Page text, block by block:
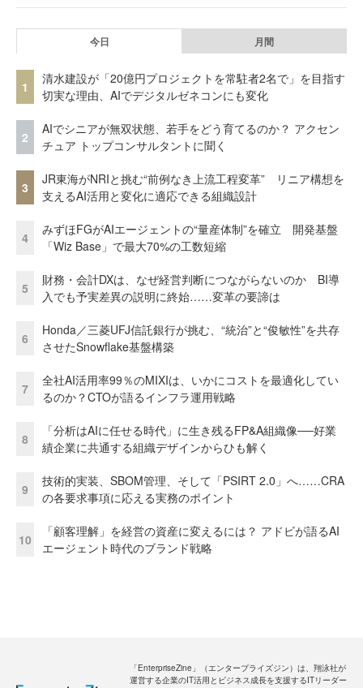
今日 月間
1
清水建設が「20億円プロジェクトを常駐者2名で」を目指す
切実な理由、AIでデジタルゼネコンにも変化
2
AIでシニアが無双状態、若手をどう育てるのか？ アクセン
チュア トップコンサルタントに聞く
3
JR東海がNRIと挑む“前例なき上流工程変革” リニア構想を
支えるAI活用と変化に適応できる組織設計
4
みずほFGがAIエージェントの“量産体制”を確立 開発基盤
「Wiz Base」で最大70%の工数短縮
5
財務・会計DXは、なぜ経営判断につながらないのか BI導
入でも予実差異の説明に終始……変革の要諦は
6
Honda／三菱UFJ信託銀行が挑む、“統治”と“俊敏性”を共存
させたSnowflake基盤構築
7
全社AI活用率99％のMIXIは、いかにコストを最適化してい
るのか？CTOが語るインフラ運用戦略
8
「分析はAIに任せる時代」に生き残るFP&A組織像──好業
績企業に共通する組織デザインからひも解く
9
技術的実装、SBOM管理、そして「PSIRT 2.0」へ……CRA
の各要求事項に応える実務のポイント
10
「顧客理解」を経営の資産に変えるには？ アドビが語るAI
エージェント時代のブランド戦略
「EnterpriseZine」（エンタープライズジン）は、翔泳社が
運営する企業のIT活用とビジネス成長を支援するITリーダー